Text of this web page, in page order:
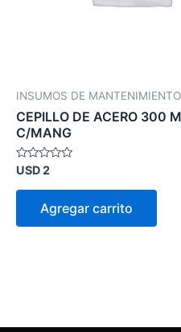
INSUMOS DE MANTENIMIENTO
CEPILLO DE ACERO 300
C/MANG
Valorado
0
USD2
Agregar carrito